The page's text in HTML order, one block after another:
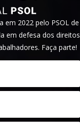
em 2022 pelo PSOL de
em defesa dos direitos
Faça parte!